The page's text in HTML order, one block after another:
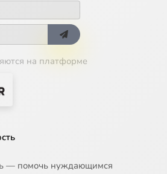
на платформе
— помочь нуждающимся